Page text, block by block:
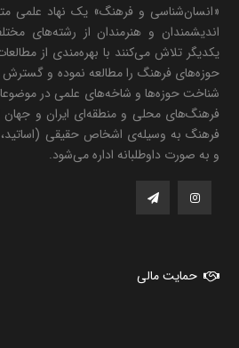
«انسان‌شناسی و فرهنگ» یک نهاد علمی
اندیشمندان و هنرمندان از رشته‌های
یکدیگر تلاش می‌کنند با بهره‌مندی از
حوزه‌های فرهنگ را مطالعه نموده و گسترش
شناخت حوزه‌ها و شاخه‌های علمی در موضوعات
فرهنگ‌های محلی و منطقه‌ای ایران و جهان
فرهنگ به وسیله‌ی اشخاص حقیقی (اساتید،
و به صورت داوطلبانه اداره می‌شود.
حمایت مالی